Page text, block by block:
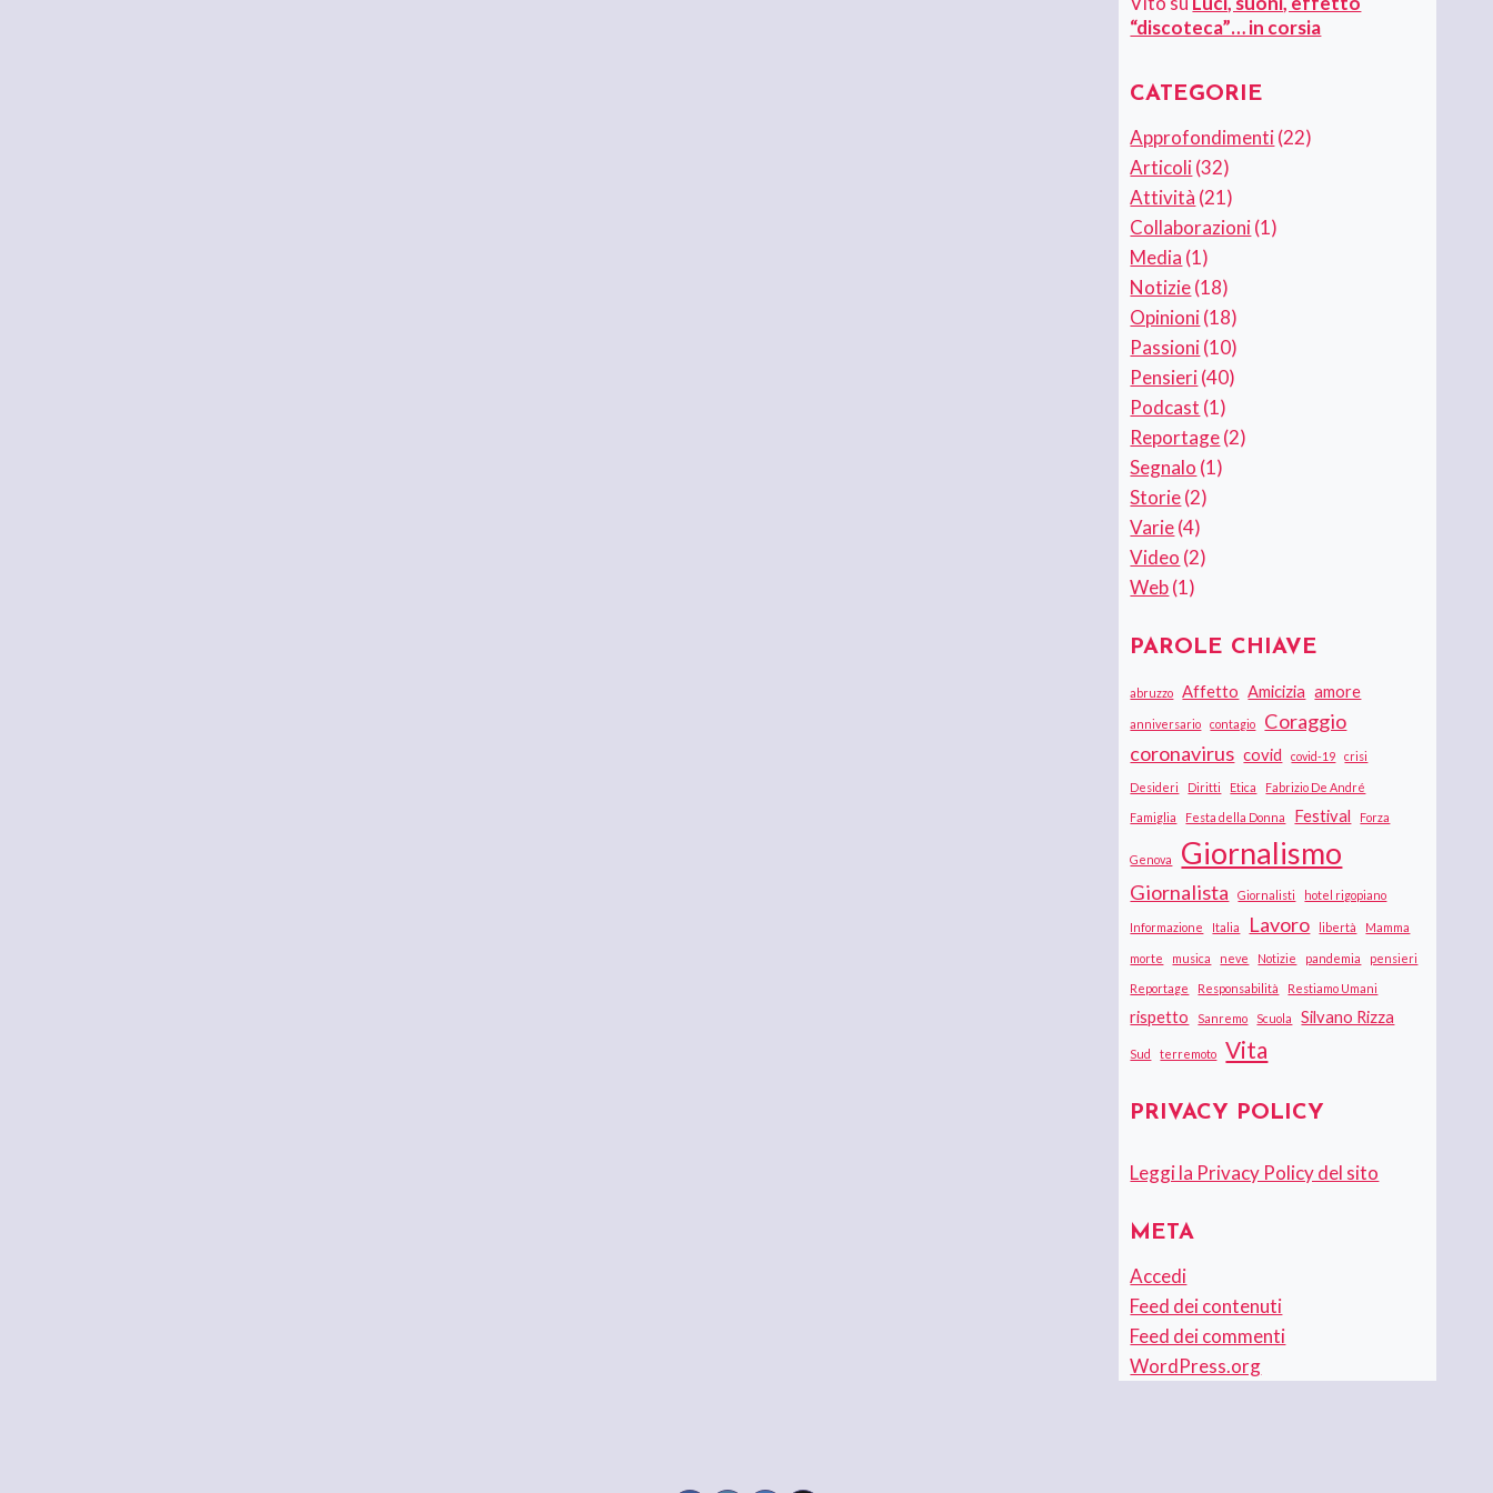
“discoteca”… in corsia
CATEGORIE
Approfondimenti(22)
Articoli(32)
Attività (21)
Collaborazioni(1)
Media (1)
Notizie(18)
Opinioni(18)
Passioni(10)
Pensieri(40)
Podcast (1)
Reportage(2)
Segnalo (1)
Storie(2)
Varie(4)
Video (2)
Web(1)
PAROLE CHIAVE
abruzzo Affetto Amicizia amore
anniversario contagio
Coraggio
coronavirus covid covid-19 crisi
Desideri Diritti Etica Fabrizio De André
Famiglia Festa della Donna Festival Forza
Genova Giornalismo
Giornalista Giornalisti hotel rigopiano
Informazione Italia Lavoro libertà Mamma
morte musica neve Notizie pandemia pensieri
Reportage Responsabilità Restiamo Umani
rispetto Sanremo Scuola Silvano Rizza
Sud terremoto Vita
PRIVACY POLICY
Leggi la Privacy Policy del sito
META
Accedi
Feed dei contenuti
Feed dei commenti
WordPress.org